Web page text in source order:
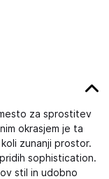
za sprostitev
okrasjem je ta
zunanji prostor.
sophistication.
stil in udobno